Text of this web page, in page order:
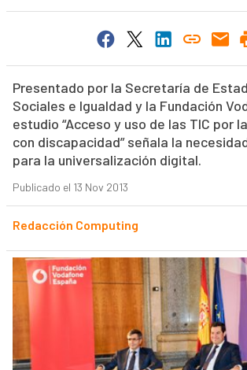
Presentado por la Secretaría de
Sociales e Igualdad y la Fundación
estudio “Acceso y uso de las TIC por
con discapacidad” señala la
para la universalización digital.
Publicado el 13 Nov 2013
Redacción Computing